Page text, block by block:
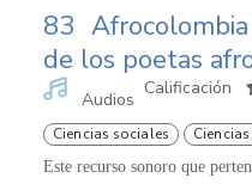
83
de los poetas
Audios
Calificación
Ciencias sociales
Este recurso sonoro que